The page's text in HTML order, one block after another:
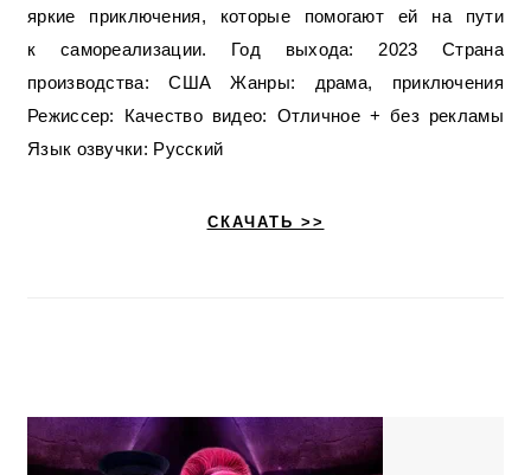
яркие приключения, которые помогают ей на пути
к самореализации. Год выхода: 2023 Страна
производства: США Жанры: драма, приключения
Режиссер: Качество видео: Отличное + без рекламы
Язык озвучки: Русский
СКАЧАТЬ >>